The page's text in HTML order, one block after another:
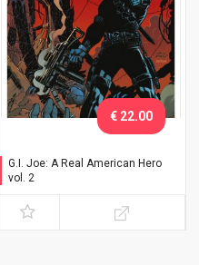
G.I. Joe: A Real American Hero
vol. 2
€ 22.00